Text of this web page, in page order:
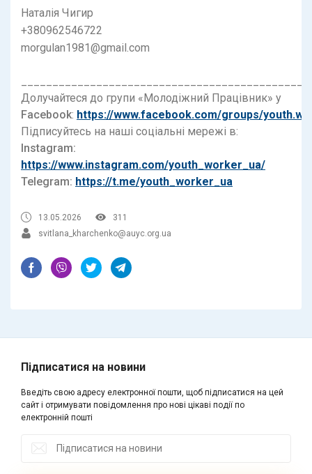
Наталія Чигир
+380962546722
morgulan1981@gmail.com
Долучайтеся до групи «Молодіжний Працівник» у
Facebook: https://www.facebook.com/groups/
Підписуйтесь на наші соціальні мережі в:
Instagram:
https://www.instagram.com/youth_worker_ua/
Telegram: https://t.me/youth_worker_ua
13.05.2026
311
svitlana_kharchenko@auyc.org.ua
Підписатися на новини
Введіть свою адресу електронної пошти, щоб підписатися на цей
сайт і отримувати повідомлення про нові цікаві події по
електронній пошті